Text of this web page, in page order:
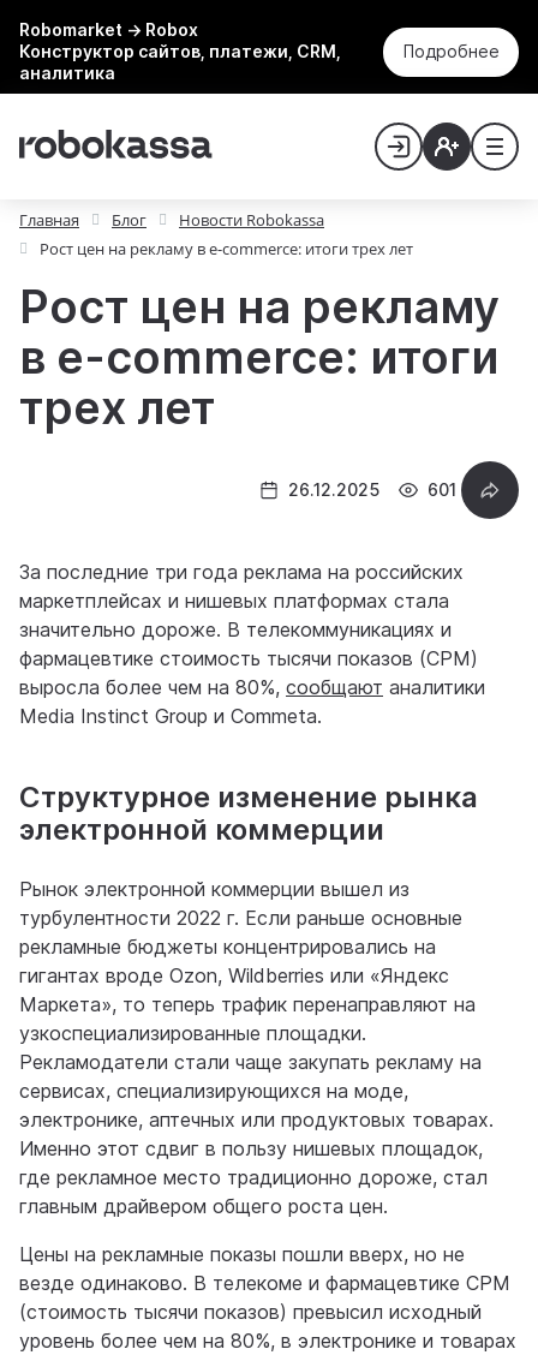
Robomarket → Robox
Конструктор сайтов, платежи, CRM,
аналитика
Подробнее
Главная Блог
Новости Robokassa
Рост цен на рекламу в e-commerce: итоги трех лет
Рост цен на рекламу
в e-commerce: итоги
трех лет
26.12.2025 601
За последние три года реклама на российских
маркетплейсах и нишевых платформах стала
значительно дороже. В телекоммуникациях и
фармацевтике стоимость тысячи показов (CPM)
выросла более чем на 80%, сообщают аналитики
Media Instinct Group и Commeta.
Структурное изменение рынка
электронной коммерции
Рынок электронной коммерции вышел из
турбулентности 2022 г. Если раньше основные
рекламные бюджеты концентрировались на
гигантах вроде Ozon, Wildberries или «Яндекс
Маркета», то теперь трафик перенаправляют на
узкоспециализированные площадки.
Рекламодатели стали чаще закупать рекламу на
сервисах, специализирующихся на моде,
электронике, аптечных или продуктовых товарах.
Именно этот сдвиг в пользу нишевых площадок,
где рекламное место традиционно дороже, стал
главным драйвером общего роста цен.
Цены на рекламные показы пошли вверх, но не
везде одинаково. В телекоме и фармацевтике CPM
(стоимость тысячи показов) превысил исходный
уровень более чем на 80%, в электронике и товарах